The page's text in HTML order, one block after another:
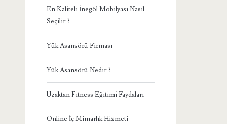
En Kaliteli İnegöl Mobilyası Nasıl
Seçilir ?
Yük Asansörü Firması
Yük Asansörü Nedir ?
Uzaktan Fitness Eğitimi Faydaları
Online İç Mimarlık Hizmeti